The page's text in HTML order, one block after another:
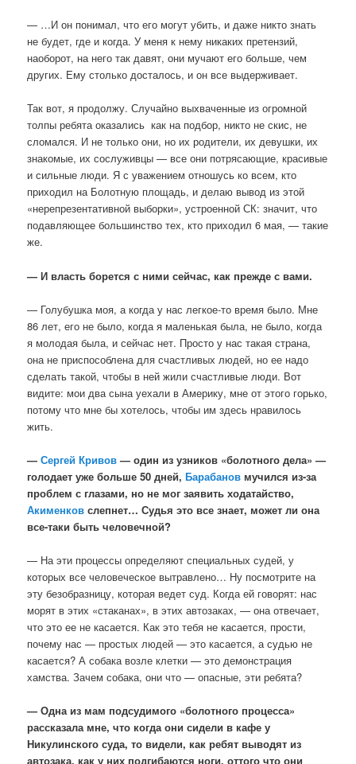
— …И он понимал, что его могут убить, и даже никто знать
не будет, где и когда. У меня к нему никаких претензий,
наоборот, на него так давят, они мучают его больше, чем
других. Ему столько досталось, и он все выдерживает.
Так вот, я продолжу. Случайно выхваченные из огромной
толпы ребята оказались как на подбор, никто не скис, не
сломался. И не только они, но их родители, их девушки, их
знакомые, их сослуживцы — все они потрясающие, красивые
и сильные люди. Я с уважением отношусь ко всем, кто
приходил на Болотную площадь, и делаю вывод из этой
«нерепрезентативной выборки», устроенной СК: значит, что
подавляющее большинство тех, кто приходил 6 мая, — такие
же.
— И власть борется с ними сейчас, как прежде с вами.
— Голубушка моя, а когда у нас легкое-то время было. Мне
86 лет, его не было, когда я маленькая была, не было, когда
я молодая была, и сейчас нет. Просто у нас такая страна,
она не приспособлена для счастливых людей, но ее надо
сделать такой, чтобы в ней жили счастливые люди. Вот
видите: мои два сына уехали в Америку, мне от этого горько,
потому что мне бы хотелось, чтобы им здесь нравилось
жить.
—Сергей Кривов — один из узников «болотного дела» —
голодает уже больше 50 дней,Барабанов мучился из-за
проблем с глазами, но не мог заявить ходатайство,
Акименков слепнет… Судья это все знает, может ли она
все-таки быть человечной?
— На эти процессы определяют специальных судей, у
которых все человеческое вытравлено… Ну посмотрите на
эту безобразницу, которая ведет суд. Когда ей говорят: нас
морят в этих «стаканах», в этих автозаках, — она отвечает,
что это ее не касается. Как это тебя не касается, прости,
почему нас — простых людей — это касается, а судью не
касается? А собака возле клетки — это демонстрация
хамства. Зачем собака, они что — опасные, эти ребята?
— Одна из мам подсудимого «болотного процесса»
рассказала мне, что когда они сидели в кафе у
Никулинского суда, то видели, как ребят выводят из
автозака, как у них подгибаются ноги, оттого что они